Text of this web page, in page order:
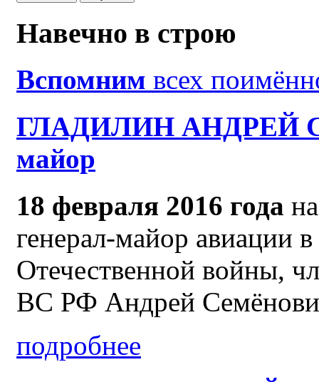
Навечно в строю
Вспомним всех
ГЛАДИЛИН АНДРЕЙ
майор
18 февраля 2016 года
генерал-майор авиации
Отечественной войны,
ВС РФ Андрей
подробнее